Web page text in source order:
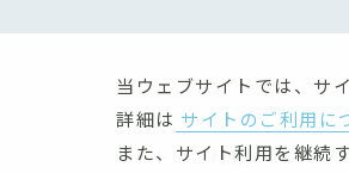
サイトのご利用について
当ウェブサイトでは、サ
詳細は サイトのご利用に
また、サイト利用を継続